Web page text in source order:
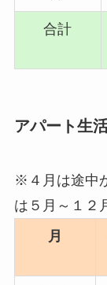
合計
アパート生
※４月は途中
は５月～１２
月